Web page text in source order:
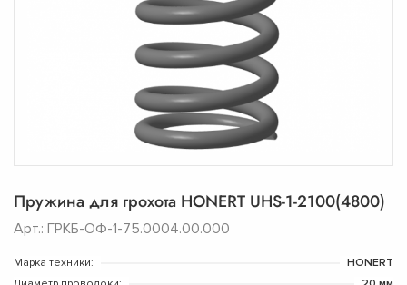
Пружина для грохота HONERT UHS-1-2100(4800)
Арт.: ГРКБ-ОФ-1-75.0004.00.000
Марка техники:
HONERT